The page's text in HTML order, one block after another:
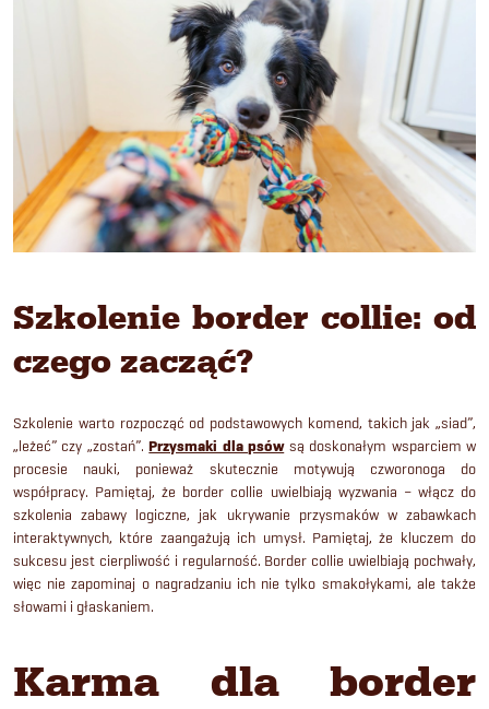
Szkolenie border collie: od
czego zacząć?
Szkolenie warto rozpocząć od podstawowych komend, takich jak „siad”,
„leżeć” czy „zostań”.Przysmaki dla psówsą doskonałym wsparciem w
procesie nauki, ponieważ skutecznie motywują czworonoga do
współpracy. Pamiętaj, że border collie uwielbiają wyzwania – włącz do
szkolenia zabawy logiczne, jak ukrywanie przysmaków w zabawkach
interaktywnych, które zaangażują ich umysł. Pamiętaj, że kluczem do
sukcesu jest cierpliwość i regularność. Border collie uwielbiają pochwały,
więc nie zapominaj o nagradzaniu ich nie tylko smakołykami, ale także
słowami i głaskaniem.
Karma dla border